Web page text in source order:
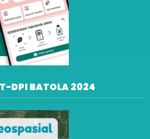
DPI BATOLA 2024